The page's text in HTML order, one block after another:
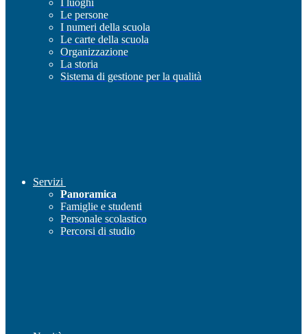
I luoghi
Le persone
I numeri della scuola
Le carte della scuola
Organizzazione
La storia
Sistema di gestione per la qualità
Servizi
Panoramica
Famiglie e studenti
Personale scolastico
Percorsi di studio